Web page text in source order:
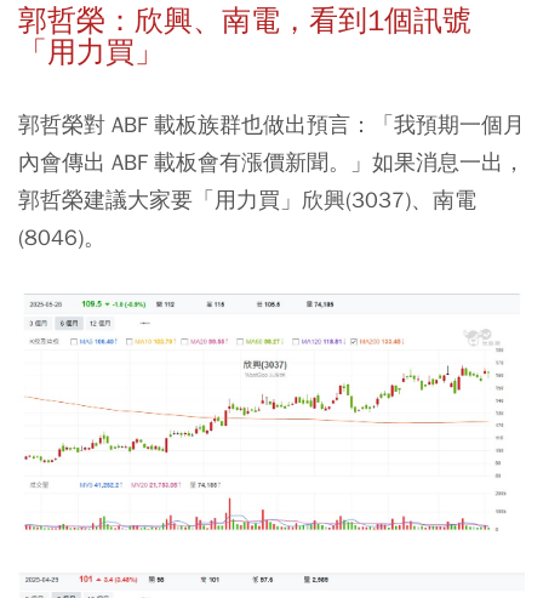
郭哲榮：欣興、南電，看到1個訊號
「用力買」
郭哲榮對 ABF 載板族群也做出預言：「我預期一個月
內會傳出 ABF 載板會有漲價新聞。」如果消息一出，
郭哲榮建議大家要「用力買」欣興(3037)、南電
(8046)。